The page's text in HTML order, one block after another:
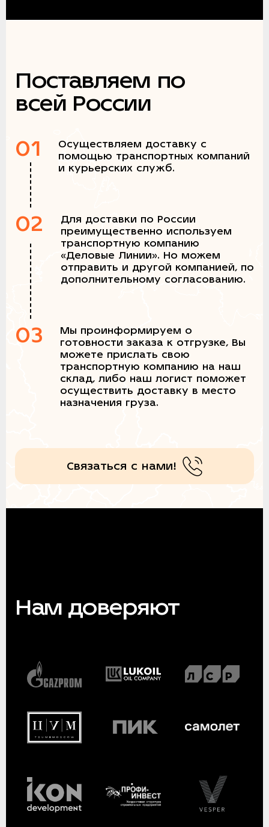
Поставляем по
всей России
01
Осуществляем доставку с
помощью транспортных компаний
и курьерских служб.
02
Для доставки по России
преимущественно используем
транспортную компанию
«Деловые Линии». Но можем
отправить и другой компанией, по
дополнительному согласованию.
03
Мы проинформируем о
готовности заказа к отгрузке, Вы
можете прислать свою
транспортную компанию на наш
склад, либо наш логист поможет
осуществить доставку в место
назначения груза.
Связаться с нами!
Нам доверяют